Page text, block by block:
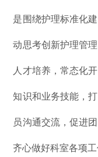
是围绕护理标准化
动思考创新护理管
人才培养，常态化
知识和业务技能，
员沟通交流，促进
齐心做好科室各项工